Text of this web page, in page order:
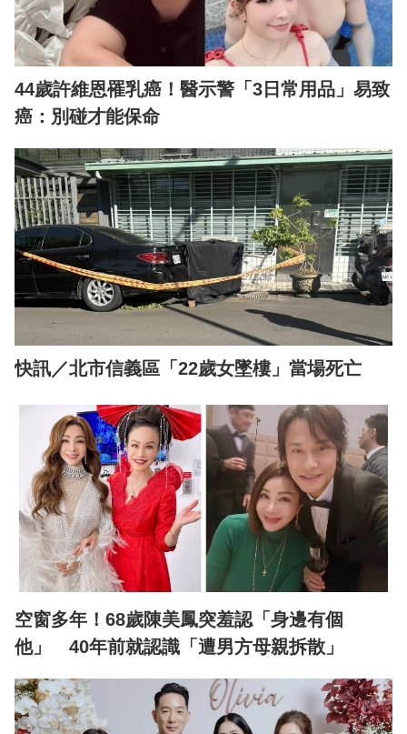
44歲許維恩罹乳癌！醫示警「3日常用品」易致
癌：別碰才能保命
快訊／北市信義區「22歲女墜樓」當場死亡
空窗多年！68歲陳美鳳突羞認「身邊有個
他」 40年前就認識「遭男方母親拆散」